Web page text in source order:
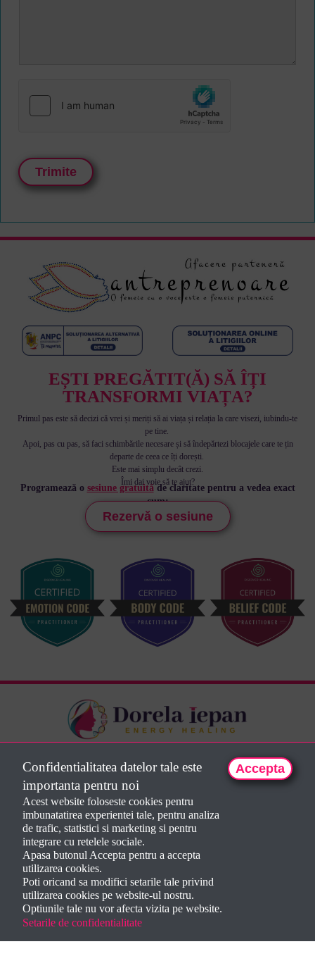
Trimite
EȘTI PREGĂTIT(Ă) SĂ ÎȚI
TRANSFORMI VIAȚA?
Primul pas este să decizi că vrei și meriți să ai viața și relația la care visezi, iubindu-te
pe tine.
Apoi, pas cu pas, să faci schimbările necesare și să îndepărtezi blocajele care te țin
departe de ceea ce îți dorești.
Este mai simplu decât crezi.
Îmi dai voie să te ajut?
Programează o sesiune gratuităde claritate pentru a vedea exact
cum:
Rezervă o sesiune
Termeni și condiții
Politică de confidențialitate
Politică privind fișierele cookies
Manager de cookies
CUI 48526680J24/1065/2023
Str Ghiocelului nr 12
435100 Baia Sprie
Jud Maramureș, România
Confidentialitatea datelor tale este
importanta pentru noi
Acest website foloseste cookies pentru
imbunatatirea experientei tale, pentru analiza
de trafic, statistici si marketing si pentru
integrare cu retelele sociale.
Apasa butonul Accepta pentru a accepta
utilizarea cookies.
Poti oricand sa modifici setarile tale privind
utilizarea cookies pe website-ul nostru.
Optiunile tale nu vor afecta vizita pe website.
Setarile de confidentialitate
Accepta